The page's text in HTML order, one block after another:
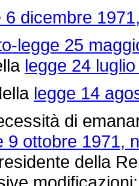
6 dicembre
legge 25
legge 24
legge 14
di
9 ottobre 1971,
della